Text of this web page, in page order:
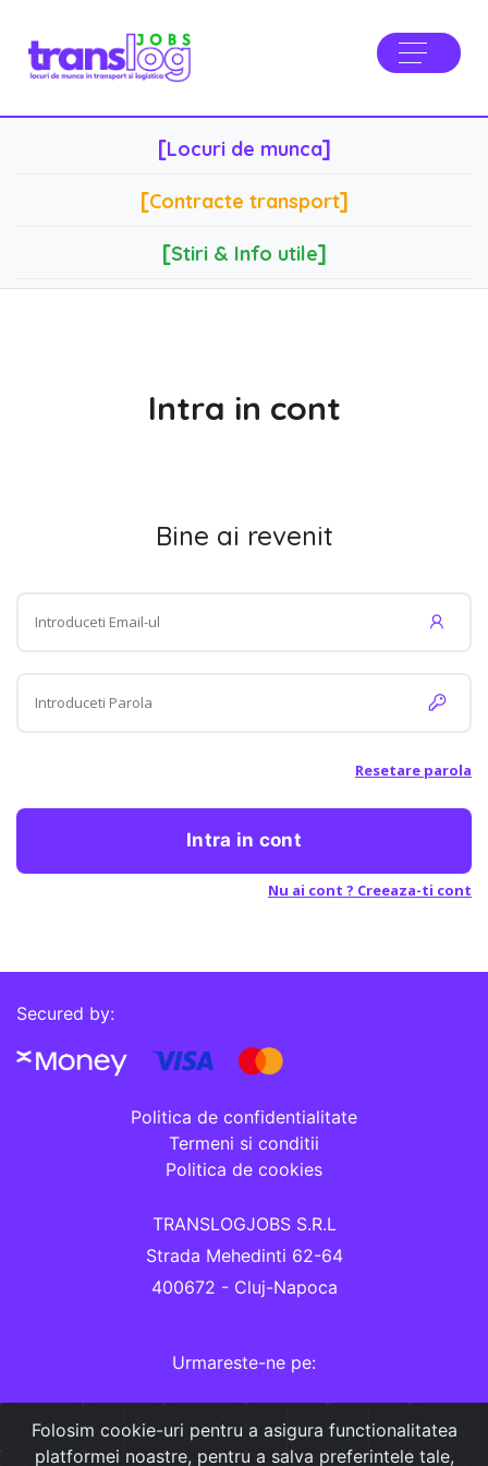
[Locuri de munca]
[Contracte transport]
[Stiri & Info utile]
Intra in cont
Bine ai revenit
Resetare parola
Intra in cont
Nu ai cont ? Creeaza-ti cont
Folosim cookie-uri pentru a asigura functionalitatea
platformei noastre, pentru a salva preferintele tale,
Secured by:
Politica de confidentialitate
Termeni si conditii
Politica de cookies
TRANSLOGJOBS S.R.L
Strada Mehedinti 62-64
400672 - Cluj-Napoca
Urmareste-ne pe: